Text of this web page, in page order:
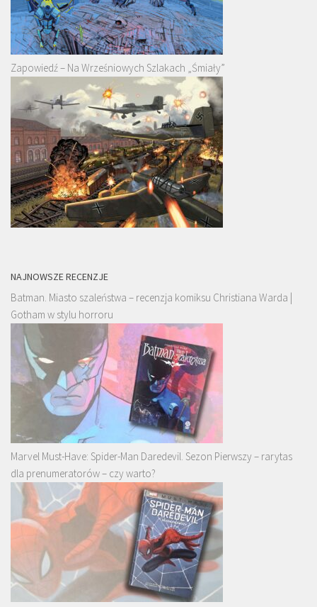
Zapowiedź – Na Wrześniowych Szlakach „Śmiały”
NAJNOWSZE RECENZJE
Batman. Miasto szaleństwa – recenzja komiksu Christiana Warda |
Gotham w stylu horroru
Marvel Must-Have: Spider-Man Daredevil. Sezon Pierwszy – rarytas
dla prenumeratorów – czy warto?